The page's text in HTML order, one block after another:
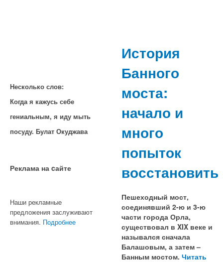
Несколько слов:
Когда я кажусь себе
гениальным, я иду мыть
посуду. Булат Окуджава
Реклама на cайте
Наши рекламные
предложения заслуживают
внимания. Подробнее
История
Банного
моста:
начало и
много
попыток
восстановить
Пешеходный мост,
соединявший 2-ю и 3-ю
части города Орла,
существовал в XIX веке и
назывался сначала
Балашовым, а затем –
Банным мостом. Читать